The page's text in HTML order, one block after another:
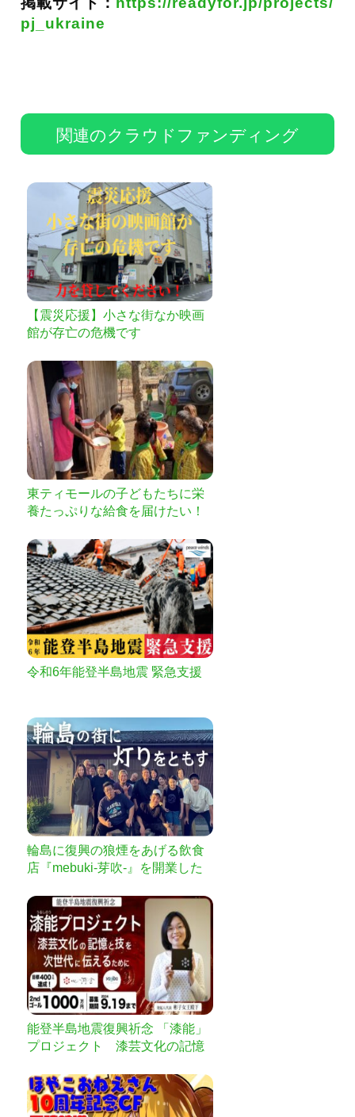
pj_ukraine
関連のクラウドファンディング
【震災応援】小さな街なか映画
館が存亡の危機です
東ティモールの子どもたちに栄
養たっぷりな給食を届けたい！
令和6年能登半島地震 緊急支援
輪島に復興の狼煙をあげる飲食
店『mebuki-芽吹-』を開業した
能登半島地震復興祈念 「漆能」
プロジェクト 漆芸文化の記憶